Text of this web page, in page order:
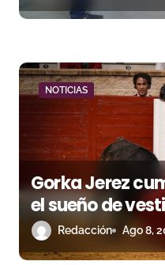
NOTICIAS
Gorka Jerez
el sueño de
los suyos
Redacción Ago 8,